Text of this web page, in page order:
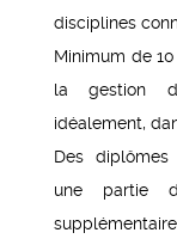
disciplines
Minimum de
la gestion
idéalement,
Des diplômes
une partie